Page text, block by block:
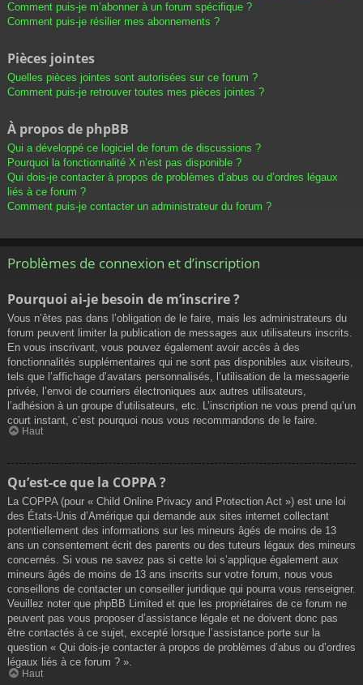
Comment puis-je m’abonner à un forum spécifique ?
Comment puis-je résilier mes abonnements ?
Pièces jointes
Quelles pièces jointes sont autorisées sur ce forum ?
Comment puis-je retrouver toutes mes pièces jointes ?
À propos de phpBB
Qui a développé ce logiciel de forum de discussions ?
Pourquoi la fonctionnalité X n’est pas disponible ?
Qui dois-je contacter à propos de problèmes d’abus ou d’ordres légaux
liés à ce forum ?
Comment puis-je contacter un administrateur du forum ?
Problèmes de connexion et d’inscription
Pourquoi ai-je besoin de m’inscrire ?
Vous n’êtes pas dans l’obligation de le faire, mais les administrateurs du
forum peuvent limiter la publication de messages aux utilisateurs inscrits.
En vous inscrivant, vous pouvez également avoir accès à des
fonctionnalités supplémentaires qui ne sont pas disponibles aux visiteurs,
tels que l’affichage d’avatars personnalisés, l’utilisation de la messagerie
privée, l’envoi de courriers électroniques aux autres utilisateurs,
l’adhésion à un groupe d’utilisateurs, etc. L’inscription ne vous prend qu’un
court instant, c’est pourquoi nous vous recommandons de le faire.
Haut
Qu’est-ce que la COPPA ?
La COPPA (pour « Child Online Privacy and Protection Act ») est une loi
des États-Unis d’Amérique qui demande aux sites internet collectant
potentiellement des informations sur les mineurs âgés de moins de 13
ans un consentement écrit des parents ou des tuteurs légaux des mineurs
concernés. Si vous ne savez pas si cette loi s’applique également aux
mineurs âgés de moins de 13 ans inscrits sur votre forum, nous vous
conseillons de contacter un conseiller juridique qui pourra vous renseigner.
Veuillez noter que phpBB Limited et que les propriétaires de ce forum ne
peuvent pas vous proposer d’assistance légale et ne doivent donc pas
être contactés à ce sujet, excepté lorsque l’assistance porte sur la
question « Qui dois-je contacter à propos de problèmes d’abus ou d’ordres
légaux liés à ce forum ? ».
Haut